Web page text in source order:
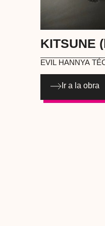
KITSUNE
EVIL HANNYA
Ir a la obra